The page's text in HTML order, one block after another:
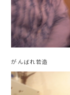
がんばれ若造